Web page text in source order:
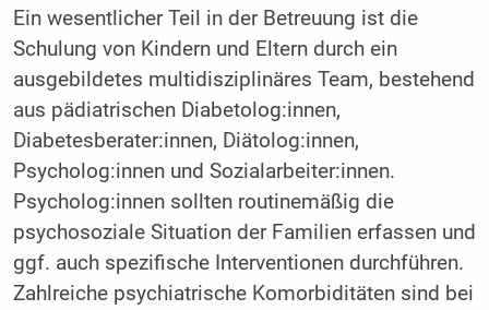
Ein wesentlicher Teil in der Betreuung ist die
Schulung von Kindern und Eltern durch ein
ausgebildetes multidisziplinäres Team, bestehend
aus pädiatrischen Diabetolog:innen,
Diabetesberater:innen, Diätolog:innen,
Psycholog:innen und Sozialarbeiter:innen.
Psycholog:innen sollten routinemäßig die
psychosoziale Situation der Familien erfassen und
ggf. auch spezifische Interventionen durchführen.
Zahlreiche psychiatrische Komorbiditäten sind bei